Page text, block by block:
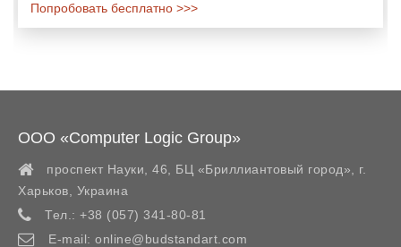
Попробовать бесплатно >>>
ООО «Computer Logic Group»
проспект Науки, 46, БЦ «Бриллиантовый город»,
г.
Харьков
Украина
Тел.: +38 (057) 341-80-81
E-mail: online@budstandart.com